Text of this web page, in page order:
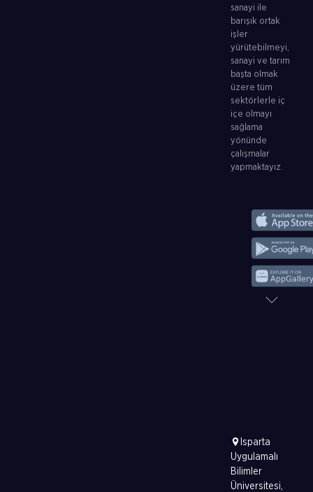
sanayi ile
barışık ortak
işler
yürütebilmeyi,
sanayi ve tarım
başta olmak
üzere tüm
sektörlerle iç
içe olmayı
sağlama
yönünde
çalışmalar
yapmaktayız.
Isparta
Uygulamalı
Bilimler
Üniversitesi,